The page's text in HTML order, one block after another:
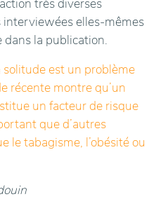
interviewées elles-mêmes
dans la publication.
solitude est un problème
récente montre qu’un
un facteur de risque
que d’autres
le tabagisme, l’obésité ou